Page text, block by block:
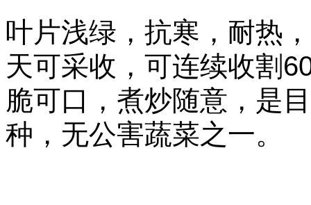
叶片浅绿，抗寒，耐热
天可采收，可连续收割
脆可口，煮炒随意，是
种，无公害蔬菜之一。